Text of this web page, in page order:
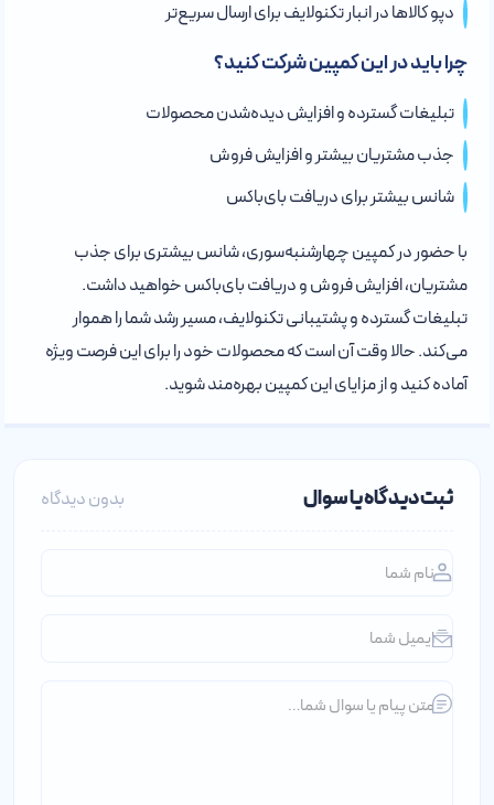
دپو کالاها در انبار تکنولایف برای ارسال سریع‌تر
چرا باید در این کمپین شرکت کنید؟
تبلیغات گسترده و افزایش دیده‌شدن محصولات
جذب مشتریان بیشتر و افزایش فروش
شانس بیشتر برای دریافت بای‌باکس
با حضور در کمپین چهارشنبه‌سوری، شانس بیشتری برای جذب
مشتریان، افزایش فروش و دریافت بای‌باکس خواهید داشت.
تبلیغات گسترده و پشتیبانی تکنولایف، مسیر رشد شما را هموار
می‌کند. حالا وقت آن است که محصولات خود را برای این فرصت ویژه
آماده کنید و از مزایای این کمپین بهره‌مند شوید.
ثبت دیدگاه یا سوال بدون دیدگاه